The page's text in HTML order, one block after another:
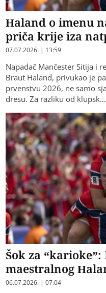
Haland o imenu
priča krije iza
07.07.2026. | 13:59
​Napadač Mančester Sitija i
Braut Haland, privukao je
prvenstvu 2026, ne samo
dresu. Za razliku od klupsk…
Šok za
maestralnog
06.07.2026. | 07:04